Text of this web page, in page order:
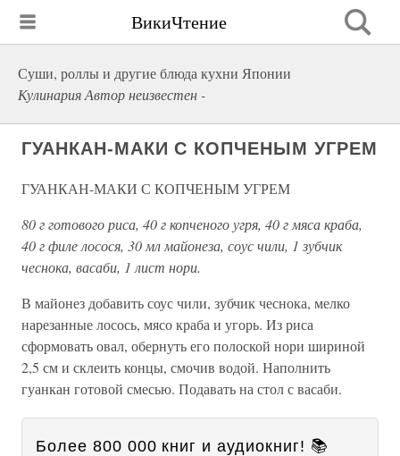
ВикиЧтение
Суши, роллы и другие блюда кухни Японии
Кулинария Автор неизвестен -
ГУАНКАН-МАКИ С КОПЧЕНЫМ УГРЕМ
ГУАНКАН-МАКИ С КОПЧЕНЫМ УГРЕМ
80 г готового риса, 40 г копченого угря, 40 г мяса краба,
40 г филе лосося, 30 мл майонеза, соус чили, 1 зубчик
чеснока, васаби, 1 лист нори.
В майонез добавить соус чили, зубчик чеснока, мелко
нарезанные лосось, мясо краба и угорь. Из риса
сформовать овал, обернуть его полоской нори шириной
2,5 см и склеить концы, смочив водой. Наполнить
гуанкан готовой смесью. Подавать на стол с васаби.
Более 800 000 книг и аудиокниг! 📚